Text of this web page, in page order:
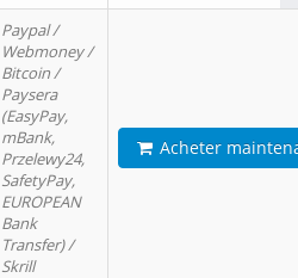
Paypal /
Webmoney /
Bitcoin /
Paysera
(EasyPay,
mBank,
Przelewy24,
SafetyPay,
EUROPEAN
Bank
Transfer) /
Skrill
Acheter